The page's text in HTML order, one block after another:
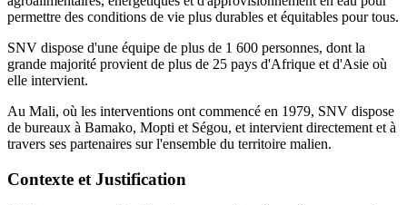
permettre des conditions de vie plus durables et équitables pour tous.
SNV dispose d'une équipe de plus de 1 600 personnes, dont la
grande majorité provient de plus de 25 pays d'Afrique et d'Asie où
elle intervient.
Au Mali, où les interventions ont commencé en 1979, SNV dispose
de bureaux à Bamako, Mopti et Ségou, et intervient directement et à
travers ses partenaires sur l'ensemble du territoire malien.
Contexte et Justification